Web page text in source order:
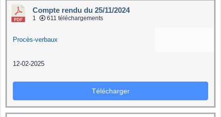
Compte rendu du 25/11/2024
1 611 téléchargements
Procès-verbaux
12-02-2025
Télécharger